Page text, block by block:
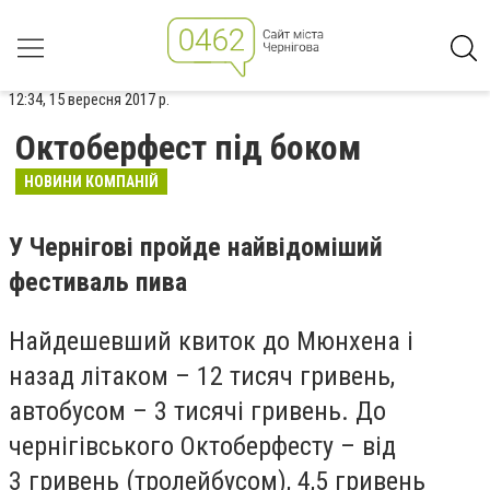
12:34, 15 вересня 2017 р.
Октоберфест під боком
НОВИНИ КОМПАНІЙ
У Чернігові пройде найвідоміший
фестиваль пива
Найдешевший квиток до Мюнхена і
назад літаком – 12 тисяч гривень,
автобусом – 3 тисячі гривень. До
чернігівського Октоберфесту – від
3 гривень (тролейбусом), 4,5 гривень